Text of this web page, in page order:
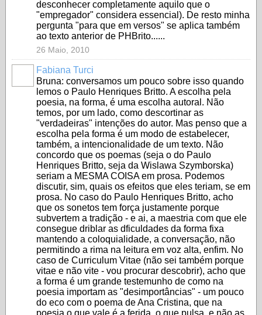
desconhecer completamente aquilo que o
"empregador" considera essencial). De resto minha
pergunta "para que em versos" se aplica também
ao texto anterior de PHBrito......
26 Maio, 2010
Fabiana Turci
Bruna: conversamos um pouco sobre isso quando
lemos o Paulo Henriques Britto. A escolha pela
poesia, na forma, é uma escolha autoral. Não
temos, por um lado, como descortinar as
"verdadeiras" intenções do autor. Mas penso que a
escolha pela forma é um modo de estabelecer,
também, a intencionalidade de um texto. Não
concordo que os poemas (seja o do Paulo
Henriques Britto, seja da Wislawa Szymborska)
seriam a MESMA COISA em prosa. Podemos
discutir, sim, quais os efeitos que eles teriam, se em
prosa. No caso do Paulo Henriques Britto, acho
que os sonetos tem força justamente porque
subvertem a tradição - e ai, a maestria com que ele
consegue driblar as dficuldades da forma fixa
mantendo a coloquialidade, a conversação, não
permitindo a rima na leitura em voz alta, enfim. No
caso de Curriculum Vitae (não sei também porque
vitae e não vite - vou procurar descobrir), acho que
a forma é um grande testemunho de como na
poesia importam as "desimportâncias" - um pouco
do eco com o poema de Ana Cristina, que na
poesia o que vale é a ferida, o que pulsa, e não as